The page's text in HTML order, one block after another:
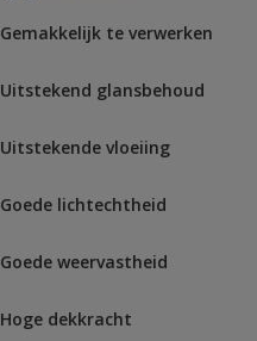
Gemakkelijk te verwerken
Uitstekend glansbehoud
Uitstekende vloeiing
Goede lichtechtheid
Goede weervastheid
Hoge dekkracht